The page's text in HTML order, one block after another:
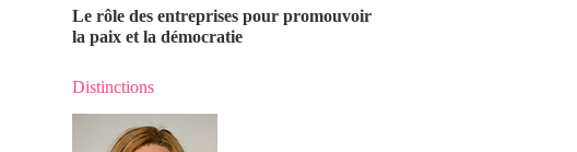
Le rôle des entreprises pour promouvoir
la paix et la démocratie
Distinctions